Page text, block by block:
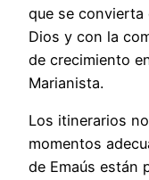
que se convierta
Dios y con la
de crecimiento
Marianista.
Los itinerarios
momentos
de Emaús están